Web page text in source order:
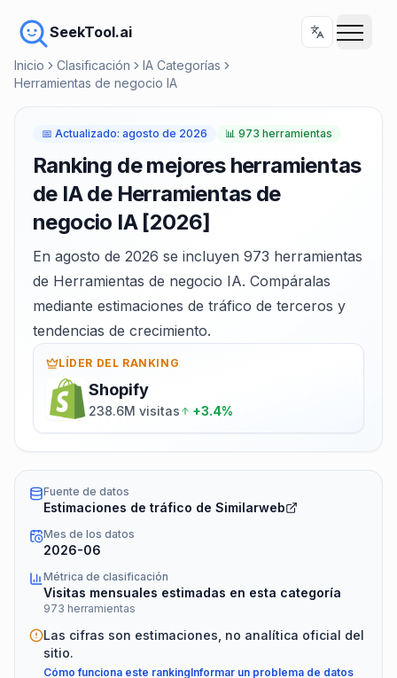
SeekTool.ai
Inicio Clasificación
IA Categorías
Herramientas de negocio IA
📅 Actualizado: agosto de 2026 📊 973 herramientas
Ranking de mejores herramientas
de IA de Herramientas de
negocio IA [2026]
En agosto de 2026 se incluyen 973 herramientas
de Herramientas de negocio IA. Compáralas
mediante estimaciones de tráfico de terceros y
tendencias de crecimiento.
LÍDER DEL RANKING
Shopify
238.6M visitas +3.4%
Fuente de datos
Estimaciones de tráfico de Similarweb
Mes de los datos
2026-06
Métrica de clasificación
Visitas mensuales estimadas en esta categoría
973 herramientas
Las cifras son estimaciones, no analítica oficial del
sitio.
Cómo funciona este rankingInformar un problema de datos